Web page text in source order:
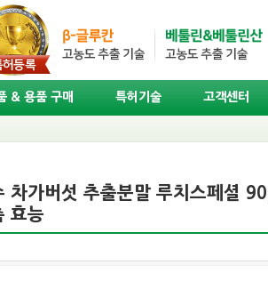
& 용품 구매 특허기술 고객센터
차가버섯 추출분말 루치스페셜
효능